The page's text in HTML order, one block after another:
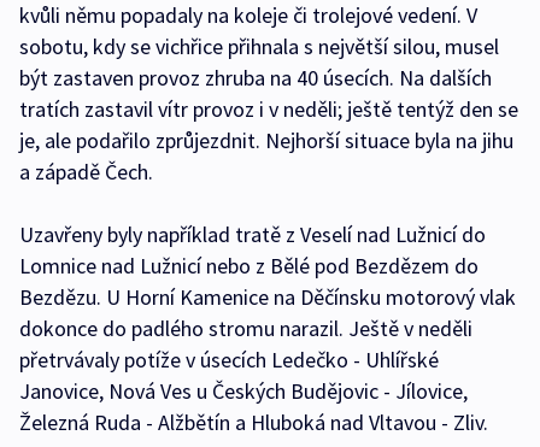
kvůli němu popadaly na koleje či trolejové vedení. V
sobotu, kdy se vichřice přihnala s největší silou, musel
být zastaven provoz zhruba na 40 úsecích. Na dalších
tratích zastavil vítr provoz i v neděli; ještě tentýž den se
je, ale podařilo zprůjezdnit. Nejhorší situace byla na jihu
a západě Čech.
Uzavřeny byly například tratě z Veselí nad Lužnicí do
Lomnice nad Lužnicí nebo z Bělé pod Bezdězem do
Bezdězu. U Horní Kamenice na Děčínsku motorový vlak
dokonce do padlého stromu narazil. Ještě v neděli
přetrvávaly potíže v úsecích Ledečko - Uhlířské
Janovice, Nová Ves u Českých Budějovic - Jílovice,
Železná Ruda - Alžbětín a Hluboká nad Vltavou - Zliv.